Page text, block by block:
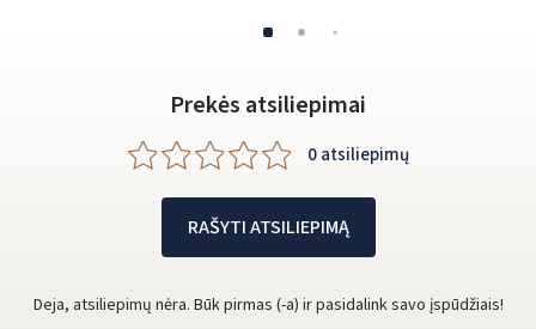
Prekės atsiliepimai
0 atsiliepimų
RAŠYTI ATSILIEPIMĄ
Deja, atsiliepimų nėra. Būk pirmas (-a) ir pasidalink savo įspūdžiais!